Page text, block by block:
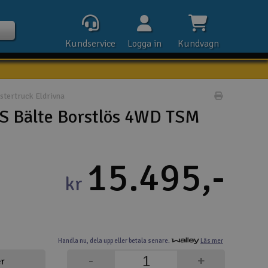
Kundvagn
Logga in
Kundservice
Eldrivna
Bälte Borstlös 4WD TSM
Handla nu, dela upp eller betala senare. Läs mer
kr 15.495,-
+
-